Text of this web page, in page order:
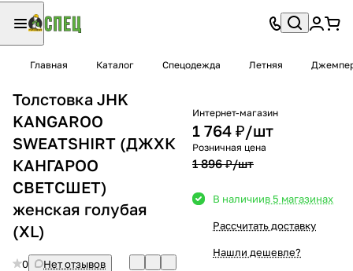
Главная Каталог Спецодежда Летняя
Толстовка JHK
KANGAROO
SWEATSHIRT (ДЖХК
КАНГАРОО
СВЕТСШЕТ)
женская голубая
(XL)
0
Нет отзывов
Интернет-магазин
1 764 ₽/шт
Розничная цена
1 896 ₽/шт
В наличиив 5 магазинах
Рассчитать доставку
Нашли дешевле?